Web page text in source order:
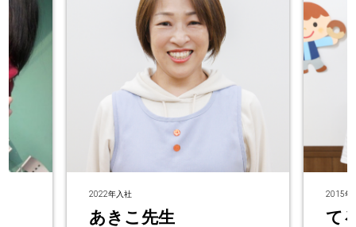
2022年入社
あきこ先生
2015年
て